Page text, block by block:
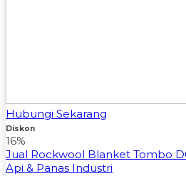
Hubungi Sekarang
Diskon
16%
Jual Rockwool Blanket Tombo
Api & Panas Industri